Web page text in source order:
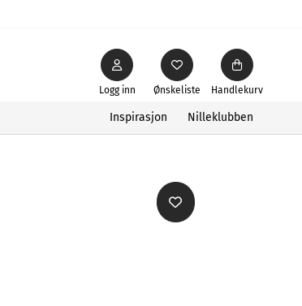
Ønskeliste
Logg inn Handlekurv
Inspirasjon Nilleklubben